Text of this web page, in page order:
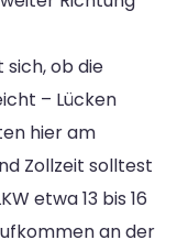
ob die
– Lücken
hier am
Zollzeit solltest
etwa 13 bis 16
an der